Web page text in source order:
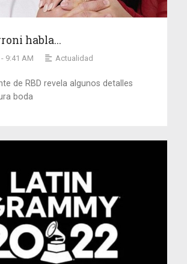
habla...
9:41 AM Actualidad
de RBD revela algunos detalles
boda